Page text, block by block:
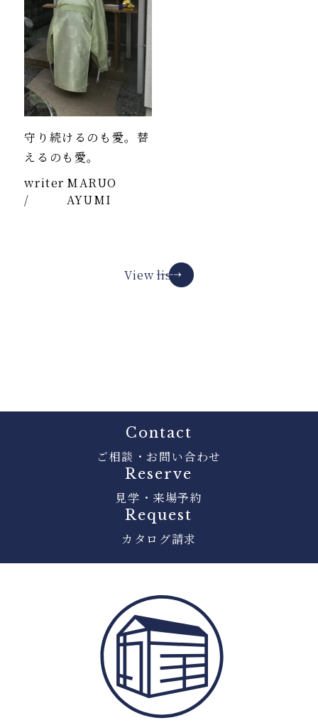
守り続けるのも愛。替
えるのも愛。
writer
/
MARUO
AYUMI
View list
Contact
ご相談・お問い合わせ
Reserve
見学・来場予約
Request
カタログ請求